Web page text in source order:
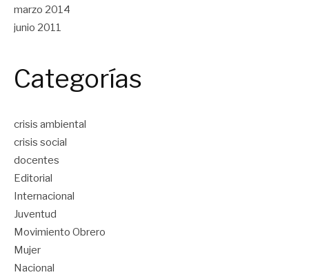
marzo 2014
junio 2011
Categorías
crisis ambiental
crisis social
docentes
Editorial
Internacional
Juventud
Movimiento Obrero
Mujer
Nacional